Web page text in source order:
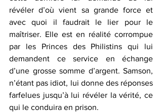
révéler d’où vient sa grande force et
avec quoi il faudrait le lier pour le
maîtriser. Elle est en réalité corrompue
par les Princes des Philistins qui lui
demandent ce service en échange
d’une grosse somme d’argent. Samson,
n’étant pas idiot, lui donne des réponses
farfelues jusqu’à lui révéler la vérité, ce
qui le conduira en prison.